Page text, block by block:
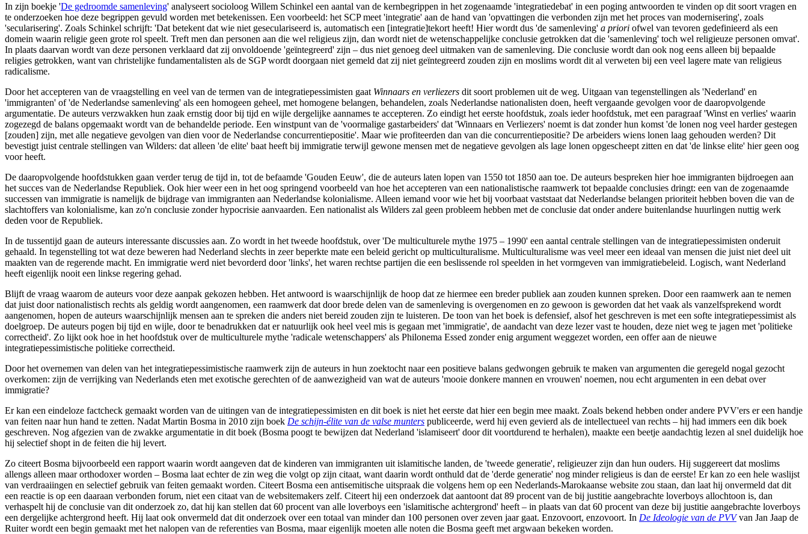
In zijn boekje 'De gedroomde samenleving' analyseert socioloog Willem Schinkel een aantal van de kernbegrippen in het zogenaamde 'integratiedebat' in een poging antwoorden te vinden op dit soort vragen en
te onderzoeken hoe deze begrippen gevuld worden met betekenissen. Een voorbeeld: het SCP meet 'integratie' aan de hand van 'opvattingen die verbonden zijn met het proces van modernisering', zoals
'secularisering'. Zoals Schinkel schrijft: 'Dat betekent dat wie niet geseculariseerd is, automatisch een [integratie]tekort heeft! Hier wordt dus 'de samenleving' a priori ofwel van tevoren gedefinieerd als een
domein waarin religie geen grote rol speelt. Treft men dan personen aan die wel religieus zijn, dan wordt niet de wetenschappelijke conclusie getrokken dat die 'samenleving' toch wel religieuze personen omvat'.
In plaats daarvan wordt van deze personen verklaard dat zij onvoldoende 'geïntegreerd' zijn – dus niet genoeg deel uitmaken van de samenleving. Die conclusie wordt dan ook nog eens alleen bij bepaalde
religies getrokken, want van christelijke fundamentalisten als de SGP wordt doorgaan niet gemeld dat zij niet geïntegreerd zouden zijn en moslims wordt dit al verweten bij een veel lagere mate van religieus
radicalisme.
Door het accepteren van de vraagstelling en veel van de termen van de integratiepessimisten gaat Winnaars en verliezers dit soort problemen uit de weg. Uitgaan van tegenstellingen als 'Nederland' en
'immigranten' of 'de Nederlandse samenleving' als een homogeen geheel, met homogene belangen, behandelen, zoals Nederlandse nationalisten doen, heeft vergaande gevolgen voor de daaropvolgende
argumentatie. De auteurs verzwakken hun zaak ernstig door bij tijd en wijle dergelijke aannames te accepteren. Zo eindigt het eerste hoofdstuk, zoals ieder hoofdstuk, met een paragraaf 'Winst en verlies' waarin
zogezegd de balans opgemaakt wordt van de behandelde periode. Een winstpunt van de 'voormalige gastarbeiders' dat 'Winnaars en Verliezers' noemt is dat zonder hun komst 'de lonen nog veel harder gestegen
[zouden] zijn, met alle negatieve gevolgen van dien voor de Nederlandse concurrentiepositie'. Maar wie profiteerden dan van die concurrentiepositie? De arbeiders wiens lonen laag gehouden werden? Dit
bevestigt juist centrale stellingen van Wilders: dat alleen 'de elite' baat heeft bij immigratie terwijl gewone mensen met de negatieve gevolgen als lage lonen opgescheept zitten en dat 'de linkse elite' hier geen oog
voor heeft.
De daaropvolgende hoofdstukken gaan verder terug de tijd in, tot de befaamde 'Gouden Eeuw', die de auteurs laten lopen van 1550 tot 1850 aan toe. De auteurs bespreken hier hoe immigranten bijdroegen aan
het succes van de Nederlandse Republiek. Ook hier weer een in het oog springend voorbeeld van hoe het accepteren van een nationalistische raamwerk tot bepaalde conclusies dringt: een van de zogenaamde
successen van immigratie is namelijk de bijdrage van immigranten aan Nederlandse kolonialisme. Alleen iemand voor wie het bij voorbaat vaststaat dat Nederlandse belangen prioriteit hebben boven die van de
slachtoffers van kolonialisme, kan zo'n conclusie zonder hypocrisie aanvaarden. Een nationalist als Wilders zal geen probleem hebben met de conclusie dat onder andere buitenlandse huurlingen nuttig werk
deden voor de Republiek.
In de tussentijd gaan de auteurs interessante discussies aan. Zo wordt in het tweede hoofdstuk, over 'De multiculturele mythe 1975 – 1990' een aantal centrale stellingen van de integratiepessimisten onderuit
gehaald. In tegenstelling tot wat deze beweren had Nederland slechts in zeer beperkte mate een beleid gericht op multiculturalisme. Multiculturalisme was veel meer een ideaal van mensen die juist niet deel uit
maakten van de regerende macht. En immigratie werd niet bevorderd door 'links', het waren rechtse partijen die een beslissende rol speelden in het vormgeven van immigratiebeleid. Logisch, want Nederland
heeft eigenlijk nooit een linkse regering gehad.
Blijft de vraag waarom de auteurs voor deze aanpak gekozen hebben. Het antwoord is waarschijnlijk de hoop dat ze hiermee een breder publiek aan zouden kunnen spreken. Door een raamwerk aan te nemen
dat juist door nationalistisch rechts als geldig wordt aangenomen, een raamwerk dat door brede delen van de samenleving is overgenomen en zo gewoon is geworden dat het vaak als vanzelfsprekend wordt
aangenomen, hopen de auteurs waarschijnlijk mensen aan te spreken die anders niet bereid zouden zijn te luisteren. De toon van het boek is defensief, alsof het geschreven is met een softe integratiepessimist als
doelgroep. De auteurs pogen bij tijd en wijle, door te benadrukken dat er natuurlijk ook heel veel mis is gegaan met 'immigratie', de aandacht van deze lezer vast te houden, deze niet weg te jagen met 'politieke
correctheid'. Zo lijkt ook hoe in het hoofdstuk over de multiculturele mythe 'radicale wetenschappers' als Philonema Essed zonder enig argument weggezet worden, een offer aan de nieuwe
integratiepessimistische politieke correctheid.
Door het overnemen van delen van het integratiepessimistische raamwerk zijn de auteurs in hun zoektocht naar een positieve balans gedwongen gebruik te maken van argumenten die geregeld nogal gezocht
overkomen: zijn de verrijking van Nederlands eten met exotische gerechten of de aanwezigheid van wat de auteurs 'mooie donkere mannen en vrouwen' noemen, nou echt argumenten in een debat over
immigratie?
Er kan een eindeloze factcheck gemaakt worden van de uitingen van de integratiepessimisten en dit boek is niet het eerste dat hier een begin mee maakt. Zoals bekend hebben onder andere PVV'ers er een handje
van feiten naar hun hand te zetten. Nadat Martin Bosma in 2010 zijn boek De schijn-élite van de valse munters publiceerde, werd hij even gevierd als de intellectueel van rechts – hij had immers een dik boek
geschreven. Nog afgezien van de zwakke argumentatie in dit boek (Bosma poogt te bewijzen dat Nederland 'islamiseert' door dit voortdurend te herhalen), maakte een beetje aandachtig lezen al snel duidelijk hoe
hij selectief shopt in de feiten die hij levert.
Zo citeert Bosma bijvoorbeeld een rapport waarin wordt aangeven dat de kinderen van immigranten uit islamitische landen, de 'tweede generatie', religieuzer zijn dan hun ouders. Hij suggereert dat moslims
allengs alleen maar orthodoxer worden – Bosma laat echter de zin weg die volgt op zijn citaat, want daarin wordt onthuld dat de 'derde generatie' nog minder religieus is dan de eerste! Er kan zo een hele waslijst
van verdraaiingen en selectief gebruik van feiten gemaakt worden. Citeert Bosma een antisemitische uitspraak die volgens hem op een Nederlands-Marokaanse website zou staan, dan laat hij onvermeld dat dit
een reactie is op een daaraan verbonden forum, niet een citaat van de websitemakers zelf. Citeert hij een onderzoek dat aantoont dat 89 procent van de bij justitie aangebrachte loverboys allochtoon is, dan
verhaspelt hij de conclusie van dit onderzoek zo, dat hij kan stellen dat 60 procent van alle loverboys een 'islamitische achtergrond' heeft – in plaats van dat 60 procent van deze bij justitie aangebrachte loverboys
een dergelijke achtergrond heeft. Hij laat ook onvermeld dat dit onderzoek over een totaal van minder dan 100 personen over zeven jaar gaat. Enzovoort, enzovoort. In De Ideologie van de PVVvan Jan Jaap de
Ruiter wordt een begin gemaakt met het nalopen van de referenties van Bosma, maar eigenlijk moeten alle noten die Bosma geeft met argwaan bekeken worden.